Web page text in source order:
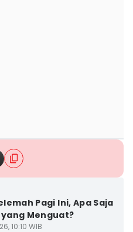
Pagi Ini, Apa Saja
yang Menguat?
10:10 WIB